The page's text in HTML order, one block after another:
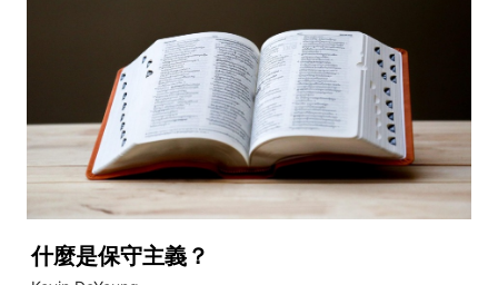
什麼是保守主義？